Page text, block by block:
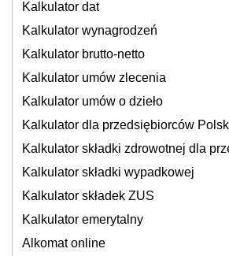
Kalkulator dat
Kalkulator wynagrodzeń
Kalkulator brutto-netto
Kalkulator umów zlecenia
Kalkulator umów o dzieło
Kalkulator dla przedsiębiorców
Kalkulator składki zdrowotnej dla
Kalkulator składki wypadkowej
Kalkulator składek ZUS
Kalkulator emerytalny
Alkomat online